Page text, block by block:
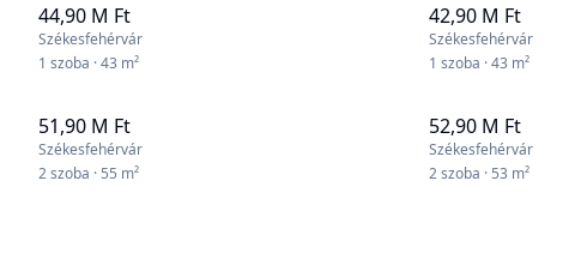
44,90 M Ft
Székesfehérvár
1 szoba · 43 m²
42,90 M Ft
Székesfehérvár
1 szoba · 43 m²
51,90 M Ft
Székesfehérvár
2 szoba · 55 m²
52,90 M Ft
Székesfehérvár
2 szoba · 53 m²